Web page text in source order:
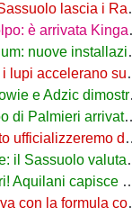
e riparte dall’Arabia Saudita
Kinga Wyrwas!
installazioni all’esterno
sul mercato dal Sassuolo
dimostrano il perché
Juve. Ruolo e Fantacalcio
due arrivi dai neroverdi"
il rinnovo oltre il 2028
In futuro voglio allenare"
formula con il Sassuolo